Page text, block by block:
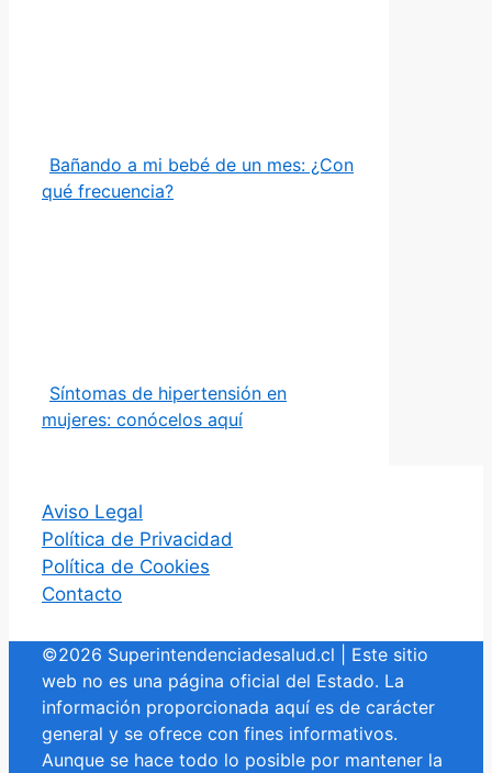
Bañando a mi bebé de un mes: ¿Con
qué frecuencia?
Síntomas de hipertensión en
mujeres: conócelos aquí
Aviso Legal
Política de Privacidad
Política de Cookies
Contacto
©2026 Superintendenciadesalud.cl | Este sitio
web no es una página oficial del Estado. La
información proporcionada aquí es de carácter
general y se ofrece con fines informativos.
Aunque se hace todo lo posible por mantener la